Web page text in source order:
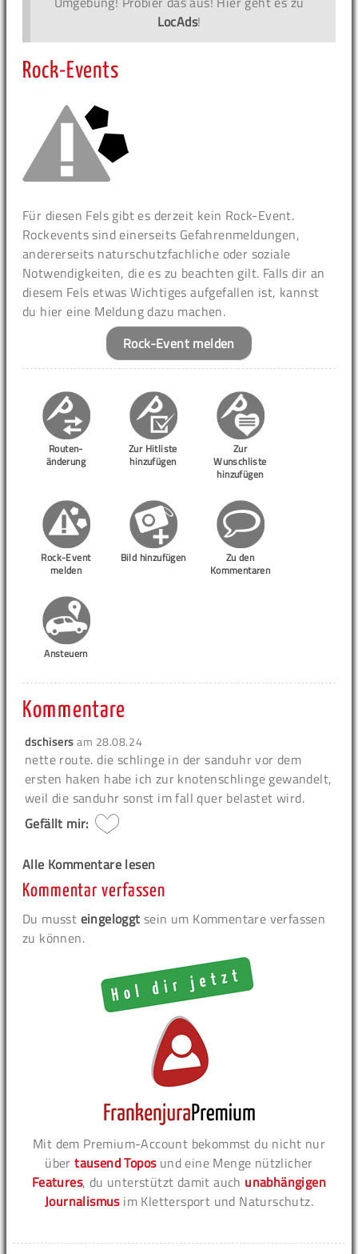
LocAds!
Rock-Events
Für diesen Fels gibt es derzeit kein Rock-Event.
Rockevents sind einerseits Gefahrenmeldungen,
andererseits naturschutzfachliche oder soziale
Notwendigkeiten, die es zu beachten gilt. Falls dir an
diesem Fels etwas Wichtiges aufgefallen ist, kannst
du hier eine Meldung dazu machen.
Rock-Event melden
Routen-
änderung
Zur Hitliste
hinzufügen
Zur
Wunschliste
hinzufügen
Rock-Event
melden
Bild hinzufügen
Zu den
Kommentaren
Ansteuern
Kommentare
dschisersam 28.08.24
nette route. die schlinge in der sanduhr vor dem
ersten haken habe ich zur knotenschlinge gewandelt,
weil die sanduhr sonst im fall quer belastet wird.
Gefällt mir:
Alle Kommentare lesen
Kommentar verfassen
Du musst eingeloggt sein um Kommentare verfassen
zu können.
Mit dem Premium-Account bekommst du nicht nur
übertausend Toposund eine Menge nützlicher
Features, du unterstützt damit auch unabhängigen
Journalismusim Klettersport und Naturschutz.